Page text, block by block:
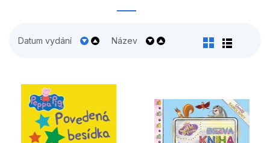
Společnost, politika
Umění a kultura
Datum vydání Název